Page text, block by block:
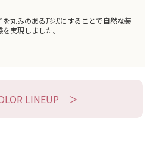
を丸みのある形状にすることで自然な装
を実現しました。
LINEUP ＞